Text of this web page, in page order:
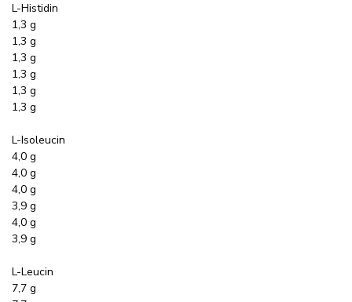
L-Histidin
1,3 g
1,3 g
1,3 g
1,3 g
1,3 g
1,3 g
L-Isoleucin
4,0 g
4,0 g
4,0 g
3,9 g
4,0 g
3,9 g
L-Leucin
7,7 g